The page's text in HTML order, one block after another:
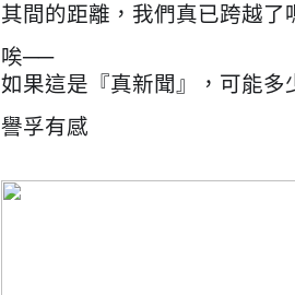
其間的距離，我們真已跨越了
唉──
如果這是『真新聞』，可能多
譽孚有感